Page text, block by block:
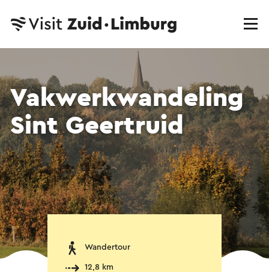
Vakwerkwandeling
Sint Geertruid
Wandertour
12,8 km